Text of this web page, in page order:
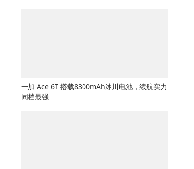
一加 Ace 6T 搭载8300mAh冰川电池，续航实力
同档最强